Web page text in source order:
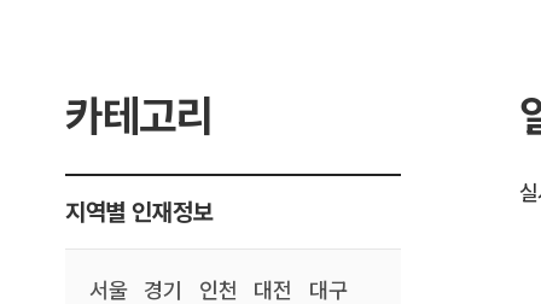
카테고리
지역별 인재정보
서울 경기 인천 대전
대구